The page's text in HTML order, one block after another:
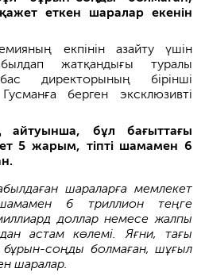
еткен шаралар екенін
екпінін азайту үшін
жатқандығы туралы
директорының бірінші
берген эксклюзивті
айтуынша, бұл бағыттағы
5 жарым, тіпті шамамен 6
шараларға мемлекет
6 триллион теңге
доллар немесе жалпы
астам көлемі. Яғни, тағы
бұрын-соңды болмаған, шұғыл
шаралар.